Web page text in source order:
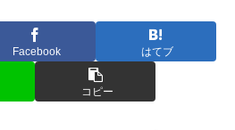
Facebook はてブ
コピー